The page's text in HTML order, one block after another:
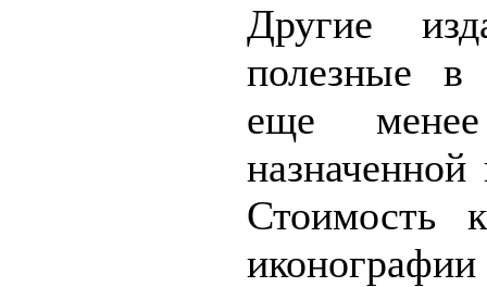
Другие
полезные в
еще
Стоимость